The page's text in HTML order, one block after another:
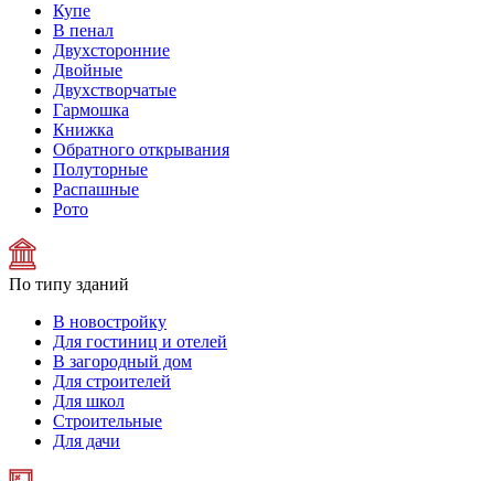
Купе
В пенал
Двухсторонние
Двойные
Двухстворчатые
Гармошка
Книжка
Обратного открывания
Полуторные
Распашные
Рото
По типу зданий
В новостройку
Для гостиниц и отелей
В загородный дом
Для строителей
Для школ
Строительные
Для дачи